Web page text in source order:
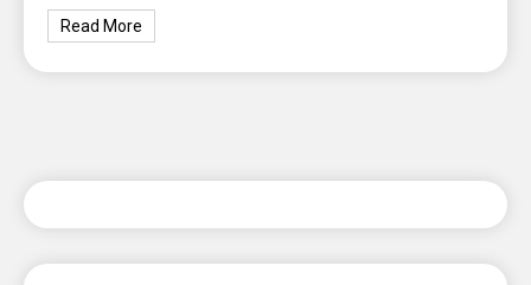
Read More